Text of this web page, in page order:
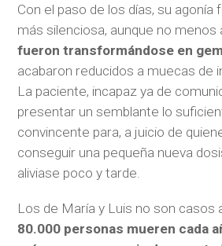
Con el paso de los días, su agonía
más silenciosa, aunque no menos
fueron transformándose en
acabaron reducidos a muecas de
La paciente, incapaz ya de
presentar un semblante lo
convincente para, a juicio de
conseguir una pequeña nueva
aliviase poco y tarde.
Los de María y Luis no son casos
80.000 personas mueren cada